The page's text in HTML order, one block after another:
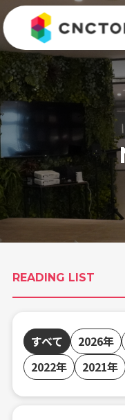
READING LIST
すべて 2026年
2022年
2021年